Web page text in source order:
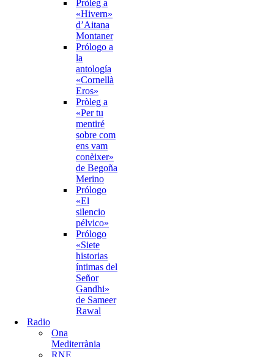
Pròleg a
«Hivern»
d’Aitana
Montaner
Prólogo a
la
antología
«Cornellà
Eros»
Pròleg a
«Per tu
mentiré
sobre com
ens vam
conèixer»
de Begoña
Merino
Prólogo
«El
silencio
pélvico»
Prólogo
«Siete
historias
íntimas del
Señor
Gandhi»
de Sameer
Rawal
Radio
Ona
Mediterrània
RNE